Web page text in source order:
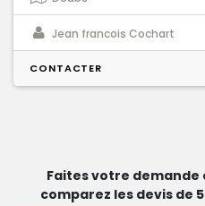
Jean francois Cochart
CONTACTER
Faites votre demande
comparez les devis de